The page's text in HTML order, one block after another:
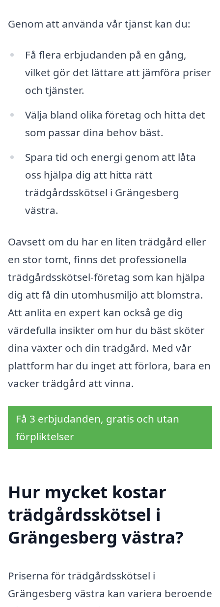
Genom att använda vår tjänst kan du:
Få flera erbjudanden på en gång,
vilket gör det lättare att jämföra priser
och tjänster.
Välja bland olika företag och hitta det
som passar dina behov bäst.
Spara tid och energi genom att låta
oss hjälpa dig att hitta rätt
trädgårdsskötsel i Grängesberg
västra.
Oavsett om du har en liten trädgård eller
en stor tomt, finns det professionella
trädgårdsskötsel-företag som kan hjälpa
dig att få din utomhusmiljö att blomstra.
Att anlita en expert kan också ge dig
värdefulla insikter om hur du bäst sköter
dina växter och din trädgård. Med vår
plattform har du inget att förlora, bara en
vacker trädgård att vinna.
Få 3 erbjudanden, gratis och utan
förpliktelser
Hur mycket kostar
trädgårdsskötsel i
Grängesberg västra?
Priserna för trädgårdsskötsel i
Grängesberg västra kan variera beroende